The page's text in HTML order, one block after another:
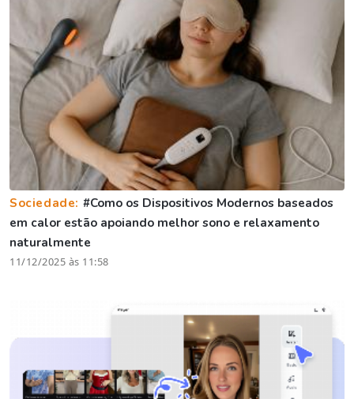
Sociedade: #Como os Dispositivos Modernos baseados
em calor estão apoiando melhor sono e relaxamento
naturalmente
11/12/2025 às 11:58